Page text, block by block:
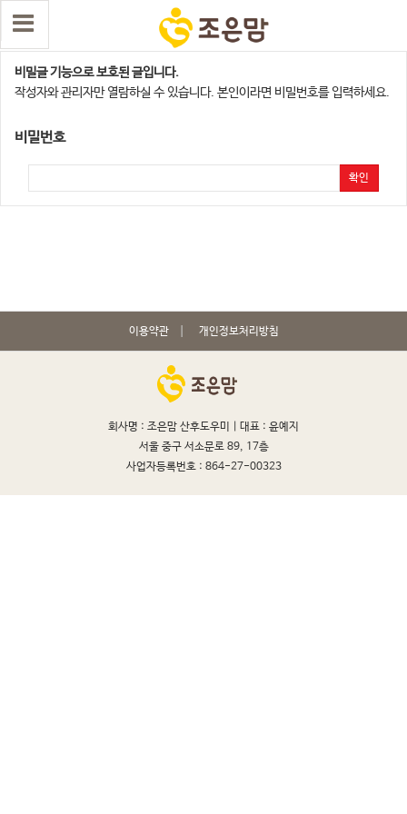
수원지사
비밀글 기능으로 보호된 글입니다.
작성자와 관리자만 열람하실 수 있습니다. 본인이라면 비밀번호를 입력하세요.
비밀번호
확인
이용약관 개인정보처리방침
회사명 : 조은맘 산후도우미 | 대표 : 윤예지
서울 중구 서소문로 89, 17층
사업자등록번호 : 864-27-00323